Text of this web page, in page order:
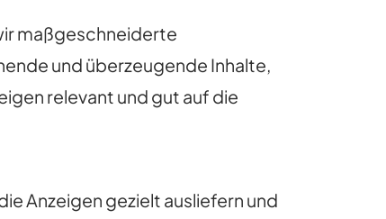
maßgeschneiderte
und überzeugende Inhalte,
relevant und gut auf die
Anzeigen gezielt ausliefern und